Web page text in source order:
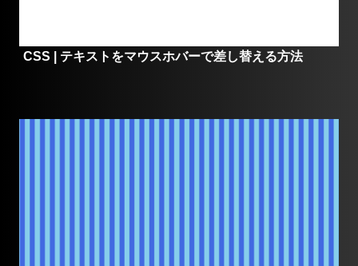
CSS | テキストをマウスホバーで差し替える方法